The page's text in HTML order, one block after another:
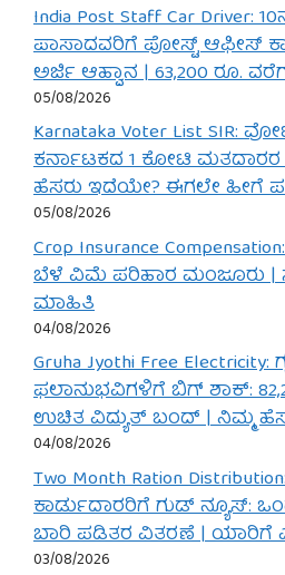
India Post Staff Car Driver:
ಪಾಸಾದವರಿಗೆ ಪೋಸ್ಟ್ ಆಫೀಸ್
ಅರ್ಜಿ ಆಹ್ವಾನ | 63,200 ರೂ.
05/08/2026
Karnataka Voter List SIR:
ಕರ್ನಾಟಕದ 1 ಕೋಟಿ
ಹೆಸರು ಇದೆಯೇ? ಈಗಲೇ ಹೀಗೆ
05/08/2026
Crop Insurance
ಬೆಳೆ ವಿಮೆ ಪರಿಹಾರ ಮಂಜೂರು
ಮಾಹಿತಿ
04/08/2026
Gruha Jyothi Free
ಫಲಾನುಭವಿಗಳಿಗೆ ಬಿಗ್ ಶಾಕ್:
ಉಚಿತ ವಿದ್ಯುತ್ ಬಂದ್ | ನಿಮ್ಮ
04/08/2026
Two Month Ration
ಕಾರ್ಡುದಾರರಿಗೆ ಗುಡ್ ನ್ಯೂಸ್:
ಬಾರಿ ಪಡಿತರ ವಿತರಣೆ | ಯಾರಿಗೆ
03/08/2026